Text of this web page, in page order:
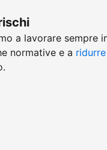
a lavorare sempre
normative e a